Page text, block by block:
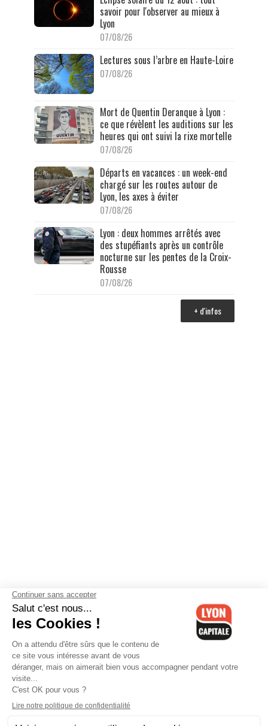
savoir pour l'observer au mieux à
Lyon
07/08/26
Lectures sous l’arbre en Haute-Loire
07/08/26
Mort de Quentin Deranque à Lyon :
ce que révèlent les auditions sur les
heures qui ont suivi la rixe mortelle
07/08/26
Départs en vacances : un week-end
chargé sur les routes autour de
Lyon, les axes à éviter
07/08/26
Lyon : deux hommes arrêtés avec
des stupéfiants après un contrôle
nocturne sur les pentes de la Croix-
Rousse
07/08/26
+ d'infos